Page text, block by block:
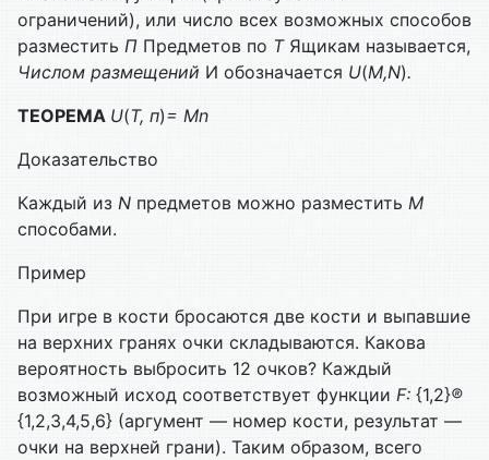
ограничений), или число всех возможных способов
разместить П Предметов по Т Ящикам называется,
Числом размещений И обозначается U(M,N).
ТЕОРЕМА U(Т, п)= Mn
Доказательство
Каждый из N предметов можно разместить M
способами.
Пример
При игре в кости бросаются две кости и выпавшие
на верхних гранях очки скла­дываются. Какова
вероятность выбросить 12 очков? Каждый
возможный исход соответствует функции F: {1,2}®
{1,2,3,4,5,6} (аргумент — номер кости, ре­зультат —
очки на верхней грани). Таким образом, всего